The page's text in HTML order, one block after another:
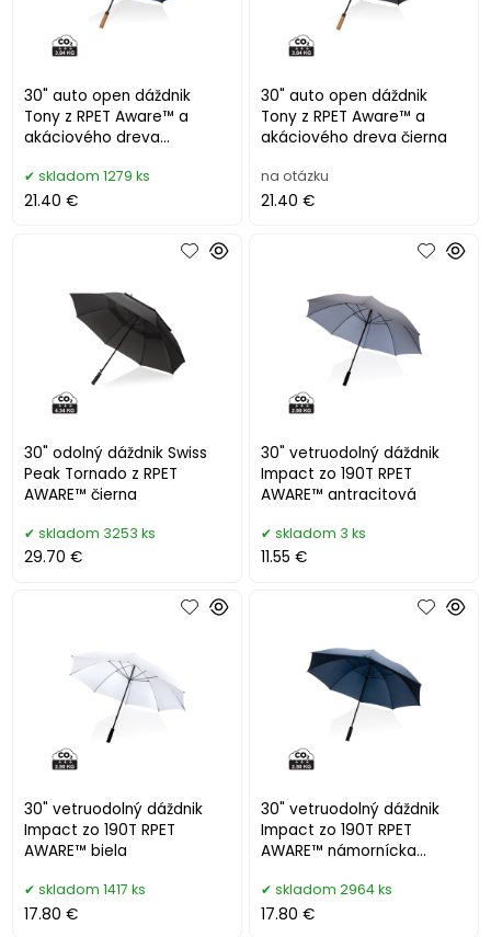
30" auto open dáždnik
Tony z RPET Aware™ a
akáciového dreva
skladom 1279 ks
21.40 €
30" auto open dáždnik
Tony z RPET Aware™ a
akáciového dreva čierna
na otázku
21.40 €
30" odolný dáždnik Swiss
Peak Tornado z RPET
AWARE™ čierna
skladom 3253 ks
29.70 €
30" vetruodolný dáždnik
Impact zo 190T RPET
AWARE™ antracitová
skladom 3 ks
11.55 €
30" vetruodolný dáždnik
Impact zo 190T RPET
AWARE™ biela
skladom 1417 ks
17.80 €
30" vetruodolný dáždnik
Impact zo 190T RPET
AWARE™ námornícka
skladom 2964 ks
17.80 €